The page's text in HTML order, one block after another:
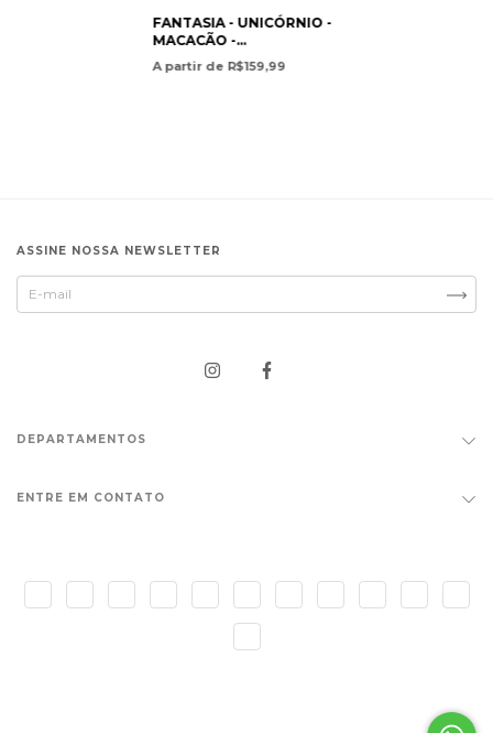
FANTASIA - UNICÓRNIO -
MACACÃO -
SULAMERICANA
A partir de R$159,99
ASSINE NOSSA NEWSLETTER
DEPARTAMENTOS
ENTRE EM CONTATO